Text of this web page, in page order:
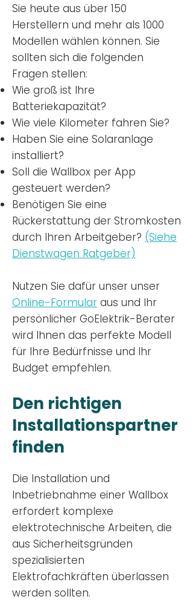
Sie heute aus über 150
Herstellern und mehr als 1000
Modellen wählen können. Sie
sollten sich die folgenden
Fragen stellen:
Wie groß ist Ihre
Batteriekapazität?
Wie viele Kilometer fahren Sie?
Haben Sie eine Solaranlage
installiert?
Soll die Wallbox per App
gesteuert werden?
Benötigen Sie eine
Rückerstattung der Stromkosten
durch Ihren Arbeitgeber? (Siehe
Dienstwagen Ratgeber)
Nutzen Sie dafür unser unser
Online-Formular aus und Ihr
persönlicher GoElektrik-Berater
wird Ihnen das perfekte Modell
für Ihre Bedürfnisse und Ihr
Budget empfehlen.
Den richtigen
Installationspartner
finden
Die Installation und
Inbetriebnahme einer Wallbox
erfordert komplexe
elektrotechnische Arbeiten, die
aus Sicherheitsgründen
spezialisierten
Elektrofachkräften überlassen
werden sollten.